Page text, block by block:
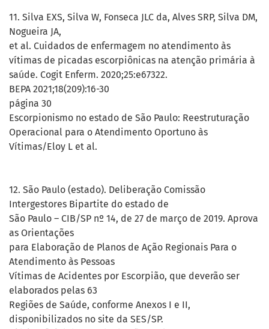
11. Silva EXS, Silva W, Fonseca JLC da, Alves SRP, Silva DM,
Nogueira JA,
et al. Cuidados de enfermagem no atendimento às
vítimas de picadas escorpiônicas na atenção primária à
saúde. Cogit Enferm. 2020;25:e67322.
BEPA 2021;18(209):16-30
página 30
Escorpionismo no estado de São Paulo: Reestruturação
Operacional para o Atendimento Oportuno às
Vítimas/Eloy L et al.
12. São Paulo (estado). Deliberação Comissão
Intergestores Bipartite do estado de
São Paulo – CIB/SP nº 14, de 27 de março de 2019. Aprova
as Orientações
para Elaboração de Planos de Ação Regionais Para o
Atendimento às Pessoas
Vítimas de Acidentes por Escorpião, que deverão ser
elaborados pelas 63
Regiões de Saúde, conforme Anexos I e II,
disponibilizados no site da SES/SP.